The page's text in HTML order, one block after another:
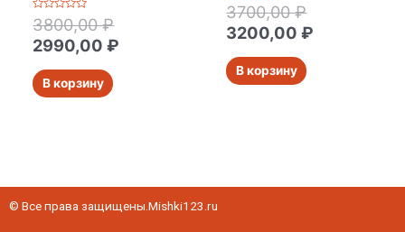
Оценка
0
из
5
3800,00₽
2990,00₽
В корзину
Оценка
0
из
5
3700,00₽
3200,00₽
В корзину
© Все права защищены.Mishki123.ru